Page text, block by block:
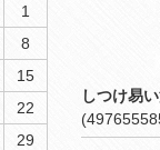
しつけ易
1
8
15
22
29